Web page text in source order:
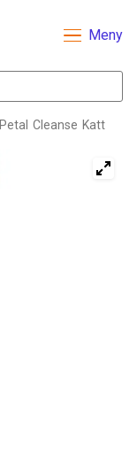
Meny
Petal Cleanse Katt